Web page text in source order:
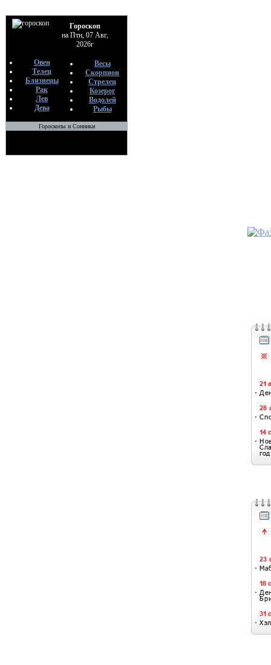
Гороскоп
на Птн, 07 Авг,
2026г
Овен
Телец
Близнецы
Рак
Лев
Дева
Весы
Скорпион
Стрелец
Козерог
Водолей
Рыбы
Гороскопы и Сонники